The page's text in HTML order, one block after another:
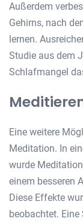
Außerdem
Gehirns, nach
lernen.
Studie aus dem
Schlafmangel
Eine weitere
Meditation. In
wurde
einem besseren
Diese Effekte
beobachtet.